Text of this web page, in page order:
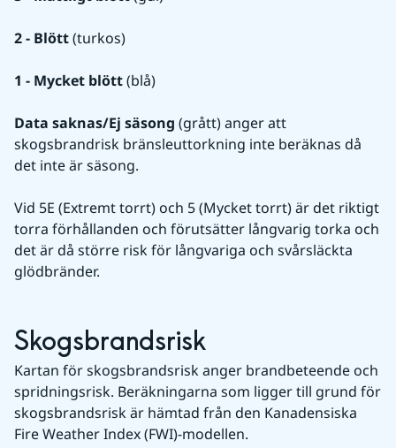
2 - Blött (turkos)
1 - Mycket blött (blå)
Data saknas/Ej säsong (grått) anger att
skogsbrandrisk bränsleuttorkning inte beräknas då
det inte är säsong.
Vid 5E (Extremt torrt) och 5 (Mycket torrt) är det riktigt
torra förhållanden och förutsätter långvarig torka och
det är då större risk för långvariga och svårsläckta
glödbränder.
Skogsbrandsrisk
Kartan för skogsbrandsrisk anger brandbeteende och
spridningsrisk. Beräkningarna som ligger till grund för
skogsbrandsrisk är hämtad från den Kanadensiska
Fire Weather Index (FWI)-modellen.